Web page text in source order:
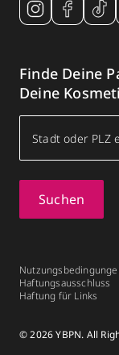
Finde Deine
Deine
Suchen
Haftungsausschluss
Haftung für Links
© 2026 YBPN. All